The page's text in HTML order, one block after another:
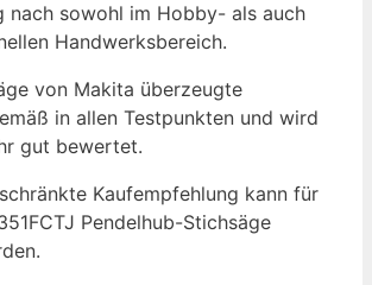
nach sowohl im Hobby- als auch
Handwerksbereich.
von Makita überzeugte
in allen Testpunkten und wird
gut bewertet.
Kaufempfehlung kann für
Pendelhub-Stichsäge